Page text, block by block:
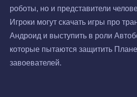
роботы, но и представители
Игроки могут скачать игры про
Андроид и выступить в роли
которые пытаются защитить
завоевателей.